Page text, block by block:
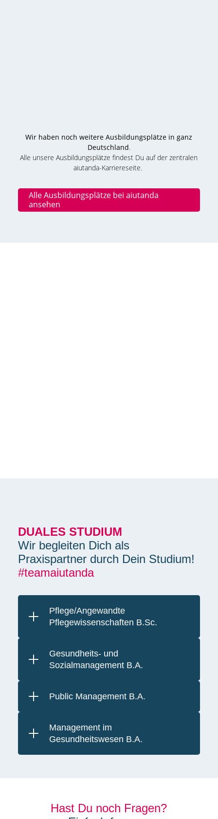
Wir haben noch weitere Ausbildungsplätze in ganz
Deutschland.
Alle unsere Ausbildungsplätze findest Du auf der zentralen
aiutanda-Karriereseite.
Alle Ausbildungsplätze bei aiutanda
ansehen
DUALES STUDIUM
Wir begleiten Dich als
Praxispartner durch Dein Studium!
#teamaiutanda
Pflege/Angewandte
Pflegewissenschaften B.Sc.
Gesundheits- und
Sozialmanagement B.A.
Public Management B.A.
Management im
Gesundheitswesen B.A.
Hast Du noch Fragen?